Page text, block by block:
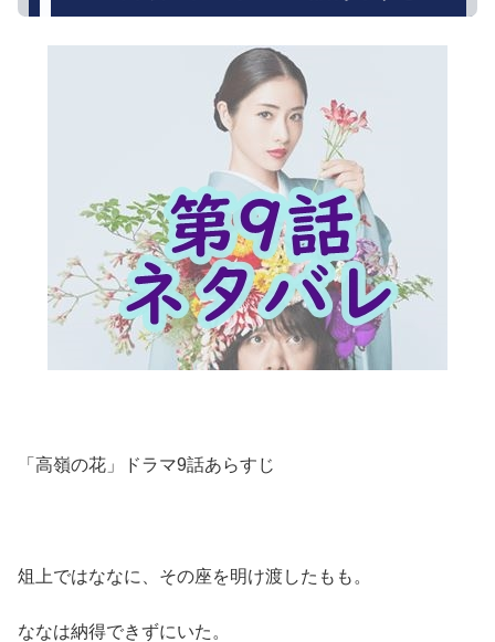
「高嶺の花」ドラマ9話あらすじ
俎上ではななに、その座を明け渡したもも。
ななは納得できずにいた。